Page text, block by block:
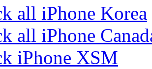
all iPhone Korea
all iPhone
iPhone XSM